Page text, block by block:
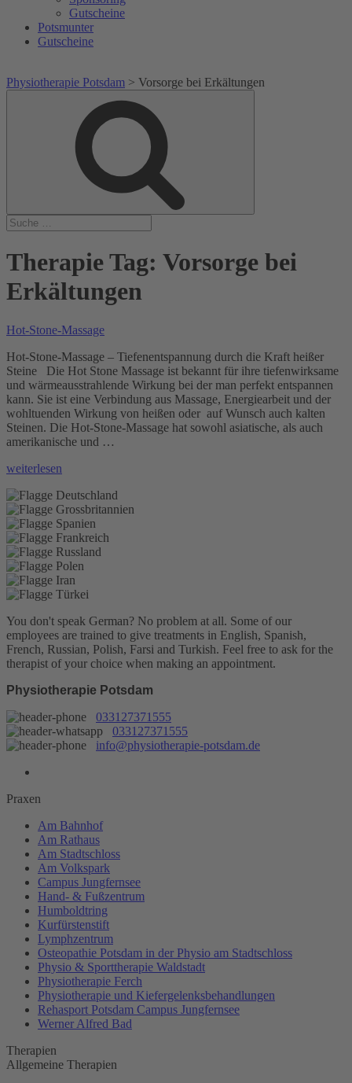
Gutscheine
Potsmunter
Gutscheine
Physiotherapie Potsdam > Vorsorge bei Erkältungen
Therapie Tag: Vorsorge bei
Erkältungen
Hot-Stone-Massage
Hot-Stone-Massage – Tiefenentspannung durch die Kraft heißer
Steine Die Hot Stone Massage ist bekannt für ihre tiefenwirksame
und wärmeausstrahlende Wirkung bei der man perfekt entspannen
kann. Sie ist eine Verbindung aus Massage, Energiearbeit und der
wohltuenden Wirkung von heißen oder auf Wunsch auch kalten
Steinen. Die Hot-Stone-Massage hat sowohl asiatische, als auch
amerikanische und …
„Hot-
Massage“
weiterlesen
You don't speak German? No problem at all. Some of our
employees are trained to give treatments in English, Spanish,
French, Russian, Polish, Farsi and Turkish. Feel free to ask for the
therapist of your choice when making an appointment.
Physiotherapie Potsdam
033127371555
033127371555
info@physiotherapie-potsdam.de
Praxen
Am Bahnhof
Am Rathaus
Am Stadtschloss
Am Volkspark
Campus Jungfernsee
Hand- & Fußzentrum
Humboldtring
Kurfürstenstift
Lymphzentrum
Osteopathie Potsdam in der Physio am Stadtschloss
Physio & Sporttherapie Waldstadt
Physiotherapie Ferch
Physiotherapie und Kiefergelenksbehandlungen
Rehasport Potsdam Campus Jungfernsee
Werner Alfred Bad
Therapien
Allgemeine Therapien